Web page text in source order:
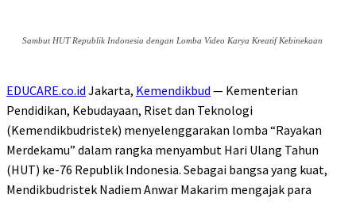
Sambut HUT Republik Indonesia dengan Lomba Video Karya Kreatif Kebinekaan
EDUCARE.co.id Jakarta, Kemendikbud — Kementerian
Pendidikan, Kebudayaan, Riset dan Teknologi
(Kemendikbudristek) menyelenggarakan lomba “Rayakan
Merdekamu” dalam rangka menyambut Hari Ulang Tahun
(HUT) ke-76 Republik Indonesia. Sebagai bangsa yang kuat,
Mendikbudristek Nadiem Anwar Makarim mengajak para